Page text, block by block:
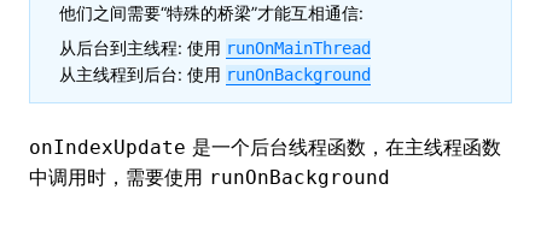
他们之间需要“特殊的桥梁”才能互相通信:
从后台到主线程: 使用 runOnMainThread
从主线程到后台: 使用 runOnBackground
onIndexUpdate 是一个后台线程函数，在主线程函数
中调用时，需要使用 runOnBackground